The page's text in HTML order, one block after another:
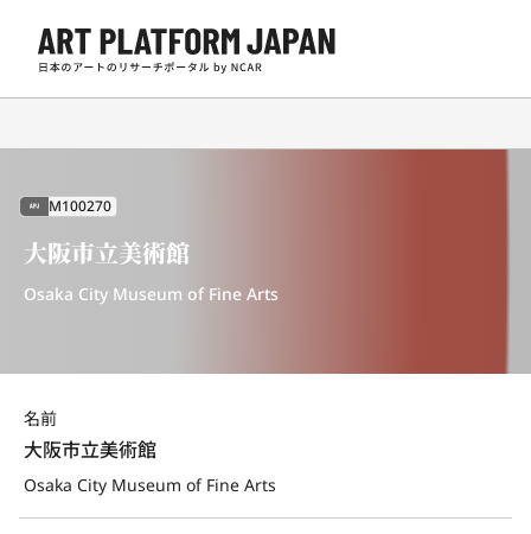
APJM100270
大阪市立美術館
Osaka City Museum of Fine Arts
名前
大阪市立美術館
Osaka City Museum of Fine Arts